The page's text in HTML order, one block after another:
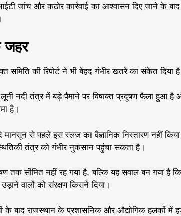
जांच और कठोर कार्रवाई का आश्वासन दिए जाने के
जहर
समिति की रिपोर्ट ने भी बेहद गंभीर खतरे का संकेत दिया
लूनी नदी तंत्र में बड़े पैमाने पर विषाक्त प्रदूषण फैला हुआ
है।
मानसून से पहले इस स्लज का वैज्ञानिक निस्तारण नहीं
तंत्र को गंभीर नुकसान पहुंचा सकता है।
तक सीमित नहीं रह गया है, बल्कि यह सवाल बन गया है
वालों को संरक्षण किसने दिया।
के बाद राजस्थान के प्रशासनिक और औद्योगिक हलकों में